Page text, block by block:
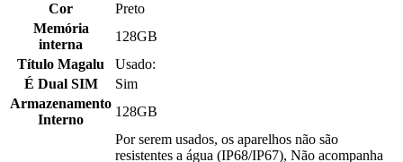
Cor
Preto
Memória
interna
128GB
Título Magalu
Usado:
É Dual SIM
Sim
Armazenamento
Interno
128GB
Por serem usados, os aparelhos não são
resistentes a água (IP68/IP67), Não acompanha